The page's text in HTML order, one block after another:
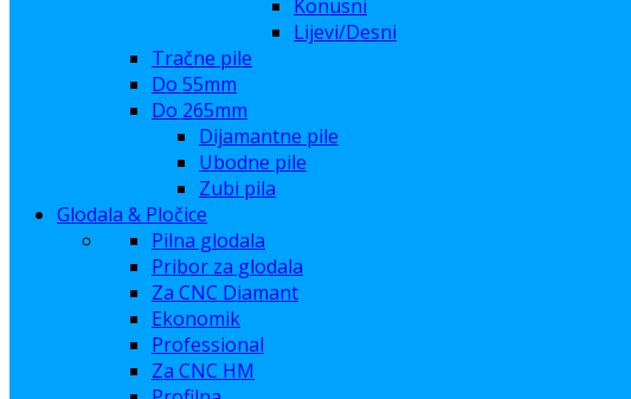
Konusni
Lijevi/Desni
Tračne pile
Do 55mm
Do 265mm
Dijamantne pile
Ubodne pile
Zubi pila
Glodala & Pločice
Pilna glodala
Pribor za glodala
Za CNC Diamant
Ekonomik
Professional
Za CNC HM